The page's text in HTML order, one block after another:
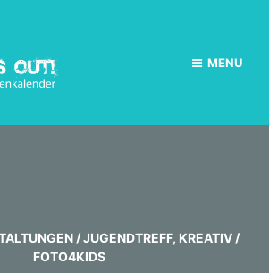
MENU
/ JUGENDTREFF, KREATIV /
FOTO4KIDS